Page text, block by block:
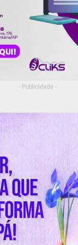
- Publicidade -